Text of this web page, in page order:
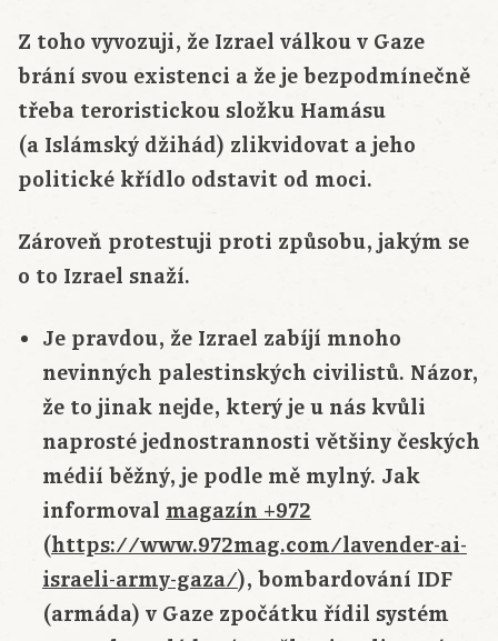
Z toho vyvozuji, že Izrael válkou v Gaze
brání svou existenci a že je bezpodmínečně
třeba teroristickou složku Hamásu
(a Islámský džihád) zlikvidovat a jeho
politické křídlo odstavit od moci.
Zároveň protestuji proti způsobu, jakým se
o to Izrael snaží.
Je pravdou, že Izrael zabíjí mnoho
nevinných palestinských civilistů. Názor,
že to jinak nejde, který je u nás kvůli
naprosté jednostrannosti většiny českých
médií běžný, je podle mě mylný. Jak
informoval magazín +972
(https://www.972mag.com/lavender-ai-
israeli-army-gaza/), bombardování IDF
(armáda) v Gaze zpočátku řídil systém